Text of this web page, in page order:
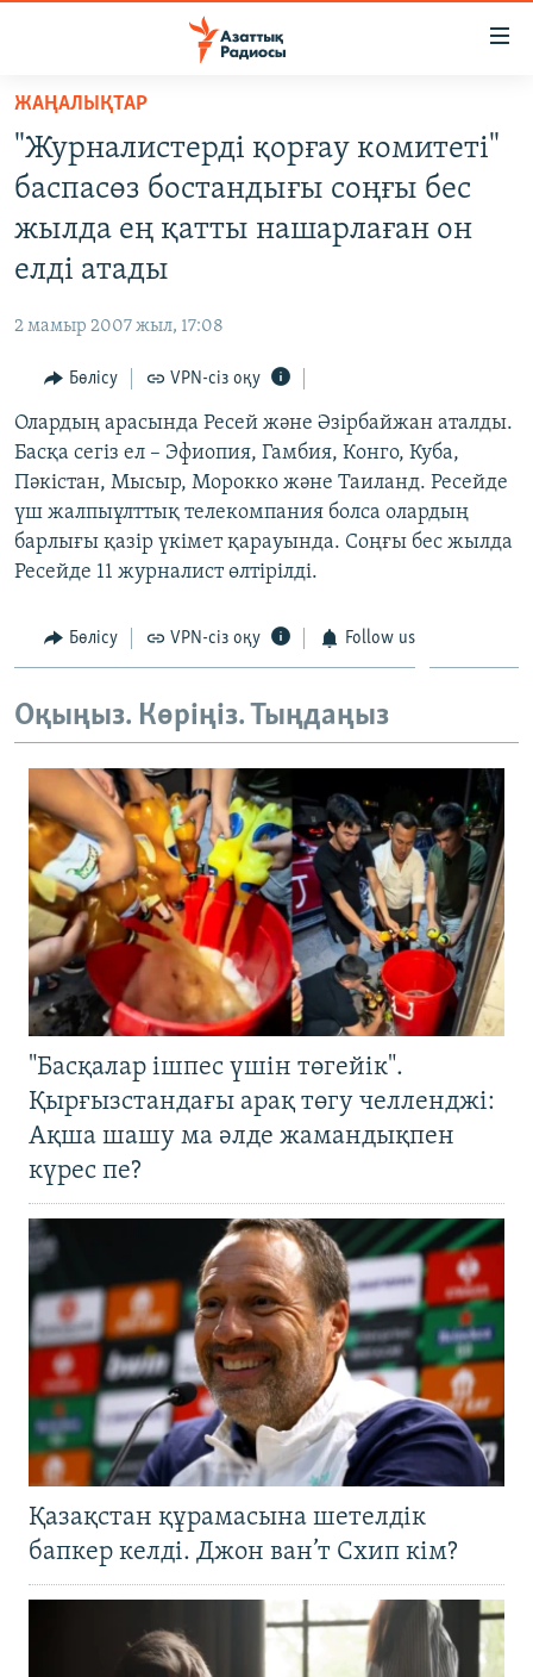
Skip
main
content
to
main
Skip
Search
ЖАҢАЛЫҚТАР
САЯСАТ
ҚАҢТАР ОҚИҒАСЫ
ӘЛЕУМЕТ
ӘЛЕМ
АРНАЙЫ ЖОБАЛАР
Русский
ЖАЗЫЛЫҢЫЗ
Басқа тілдерде
ЖАҢАЛЫҚТАР
"Журналистерді қорғау комитеті"
баспасөз бостандығы соңғы бес
жылда ең қатты нашарлаған он
елді атады
2 мамыр 2007 жыл, 17:08
Бөлісу VPN-сіз оқу
Олардың арасында Ресей және Әзірбайжан аталды.
Басқа сегіз ел – Эфиопия, Гамбия, Конго, Куба,
Пәкістан, Мысыр, Морокко және Таиланд. Ресейде
үш жалпыұлттық телекомпания болса олардың
барлығы қазір үкімет қарауында. Соңғы бес жылда
Ресейде 11 журналист өлтірілді.
Бөлісу VPN-сіз оқу Follow us
Оқыңыз. Көріңіз. Тыңдаңыз
"Басқалар ішпес үшін төгейік".
Қырғызстандағы арақ төгу челленджі:
Ақша шашу ма әлде жамандықпен
күрес пе?
Қазақстан құрамасына шетелдік
бапкер келді. Джон ван’т Схип кім?